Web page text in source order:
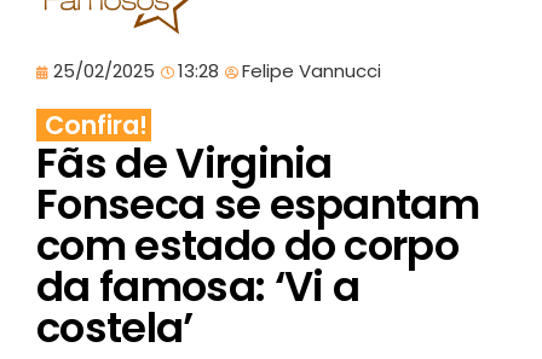
25/02/2025 13:28 Felipe Vannucci
Confira!
Fãs de Virginia
Fonseca se espantam
com estado do corpo
da famosa: ‘Vi a
costela’